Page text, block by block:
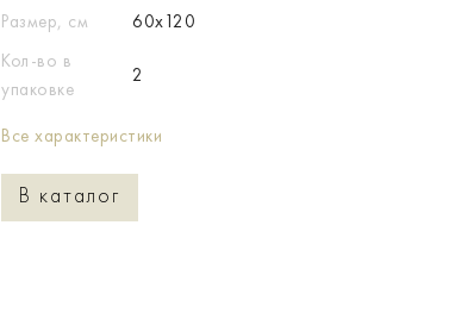
Размер, см
60x120
Кол-во в
упаковке
2
Все характеристики
В каталог